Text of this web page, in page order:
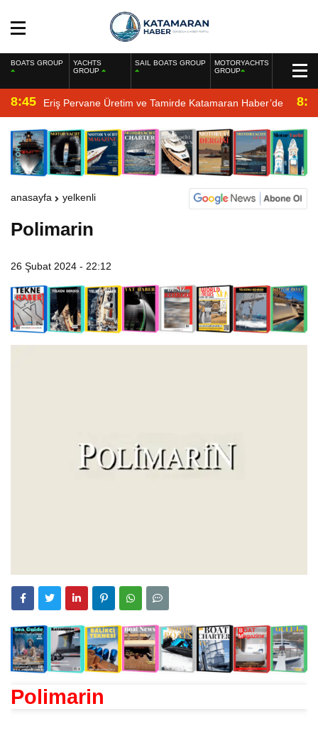
BOATS GROUP
YACHTS
GROUP
SAIL BOATS GROUP
MOTORYACHTS
GROUP
8:45 Eriş Pervane Üretim ve Tamirde Katamaran Haber’de
anasayfa yelkenli
Polimarin
26 Şubat 2024 - 22:12
Polimarin